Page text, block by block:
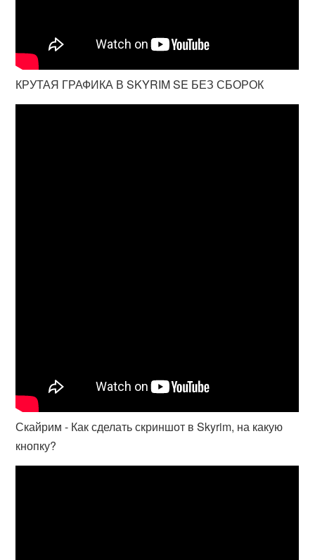
КРУТАЯ ГРАФИКА В SKYRIM SE БЕЗ СБОРОК
Скайрим - Как сделать скриншот в Skyrim, на какую
кнопку?